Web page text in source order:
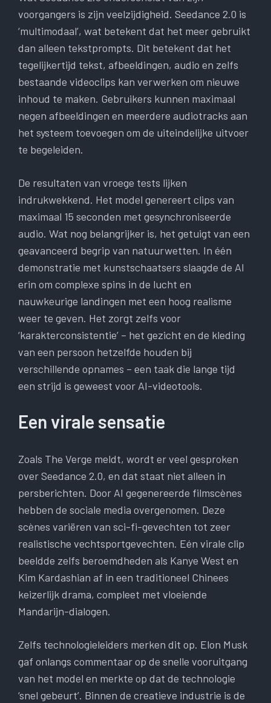
voorgangers is zijn veelzijdigheid. Seedance 2.0 is
‘multimodaal’, wat betekent dat het meer gebruikt
dan alleen tekstprompts. Dit betekent dat het
tegelijkertijd tekst, afbeeldingen, audio en zelfs
bestaande videoclips kan verwerken om nieuwe
inhoud te maken. Gebruikers kunnen maximaal
negen afbeeldingen en meerdere audiotracks aan
het systeem toevoegen om de uiteindelijke uitvoer
te begeleiden.
De resultaten van vroege tests lijken
indrukwekkend. Het model genereert clips van
maximaal 15 seconden met gesynchroniseerde
audio. Wat nog belangrijker is, het getuigt van een
geavanceerd begrip van natuurwetten. In één
demonstratie met kunstschaatsers slaagde de AI
erin om complexe spins in de lucht en
nauwkeurige landingen met een hoog realisme
weer te geven. Het zorgt zelfs voor
‘karakterconsistentie’ – het gezicht en de kleding
van een persoon hetzelfde houden bij
verschillende opnames – een taak die lange tijd
een strijd is geweest voor AI-videotools.
Een virale sensatie
Zoals The Verge meldt, wordt er veel gesproken
over Seedance 2.0, en dat staat niet alleen in
persberichten. Door AI gegenereerde filmscènes
hebben de sociale media overgenomen. Deze
scènes variëren van sci-fi-gevechten tot zeer
realistische vechtsportgevechten. Eén virale clip
beeldde zelfs beroemdheden als Kanye West en
Kim Kardashian af in een traditioneel Chinees
keizerlijk drama, compleet met vloeiende
Mandarijn-dialogen.
Zelfs technologieleiders merken dit op. Elon Musk
gaf onlangs commentaar op de snelle vooruitgang
van het model en merkte op dat de technologie
‘snel gebeurt’. Binnen de creatieve industrie is de